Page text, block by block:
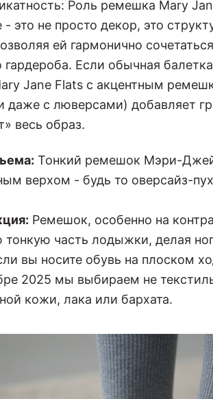
ей гармонично
Если обычная
Jane Flats с акцентным
даже с люверсами) добавляет
весь образ.
Тонкий ремешок Мэри-
Ремешок, особенно на
часть лодыжки, делая
вы носите обувь на плоском
2025 мы выбираем не
кожи, лака или бархата.